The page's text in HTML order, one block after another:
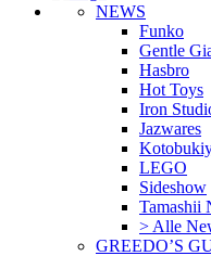
NEWS
Funko
Gentle
Hasbro
Hot Toys
Iron
Jazwares
LEGO
Sideshow
Tamashii
> Alle
GREEDO’S